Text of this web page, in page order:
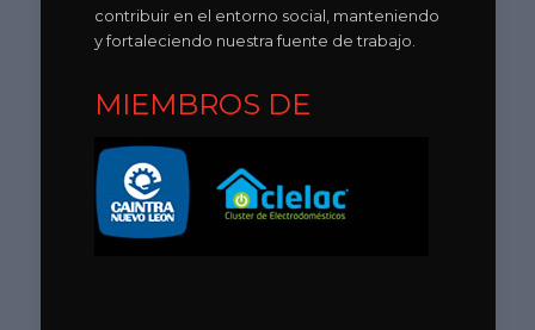
contribuir en el entorno social, manteniendo
y fortaleciendo nuestra fuente de trabajo.
MIEMBROS DE